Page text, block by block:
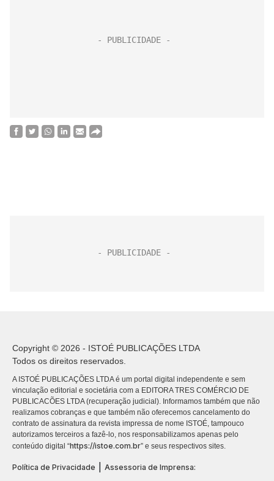
Copyright © 2026 - ISTOÉ PUBLICAÇÕES LTDA
Todos os direitos reservados.
A ISTOÉ PUBLICAÇÕES LTDA é um portal digital independente e sem
vinculação editorial e societária com a EDITORA TRES COMÉRCIO DE
PUBLICACÕES LTDA (recuperação judicial). Informamos também que não
realizamos cobranças e que também não oferecemos cancelamento do
contrato de assinatura da revista impressa de nome ISTOÉ, tampouco
autorizamos terceiros a fazê-lo, nos responsabilizamos apenas pelo
conteúdo digital “https://istoe.com.br” e seus respectivos sites.
Política de Privacidade
Assessoria de Imprensa: